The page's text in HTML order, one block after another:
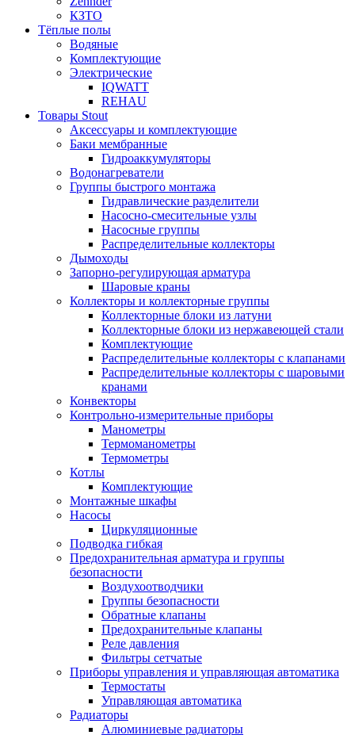
КЗТО
Тёплые полы
Водяные
Комплектующие
Электрические
IQWATT
REHAU
Товары Stout
Аксессуары и комплектующие
Баки мембранные
Гидроаккумуляторы
Водонагреватели
Группы быстрого монтажа
Гидравлические разделители
Насосно-смесительные узлы
Насосные группы
Распределительные коллекторы
Дымоходы
Запорно-регулирующая арматура
Шаровые краны
Коллекторы и коллекторные группы
Коллекторные блоки из латуни
Коллекторные блоки из нержавеющей стали
Комплектующие
Распределительные коллекторы с клапанами
Распределительные коллекторы с шаровыми
кранами
Конвекторы
Контрольно-измерительные приборы
Манометры
Термоманометры
Термометры
Котлы
Комплектующие
Монтажные шкафы
Насосы
Циркуляционные
Подводка гибкая
Предохранительная арматура и группы
безопасности
Воздухоотводчики
Группы безопасности
Обратные клапаны
Предохранительные клапаны
Реле давления
Фильтры сетчатые
Приборы управления и управляющая автоматика
Термостаты
Управляющая автоматика
Радиаторы
Алюминиевые радиаторы